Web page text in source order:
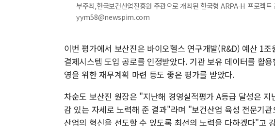
부주최,한국보건산업진흥원 주관으로 개최된 한국형 ARPA-H 프로젝
yym58@newspim.com
이번 평가에서 보산진은 바이오헬스 연구개발(R&D) 예산 1
결제시스템 도입 공로를 인정받았다. 기관 보유 데이터를 활
영을 위한 재무계획 마련 등도 좋은 평가를 받았다.
차순도 보산진 원장은 "지난해 경영실적평가 A등급 달성은
감 있는 자세로 노력해 준 결과"라며 "보건산업 육성 전문기
산업의 혁신을 선도할 수 있도록 최선의 노력을 다하겠다"고